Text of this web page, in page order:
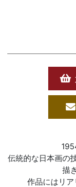
伝統的な日本画の
描
作品にはリ